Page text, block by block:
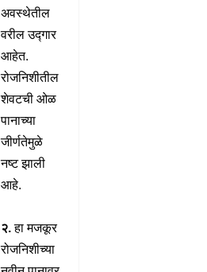
अवस्थेतील
वरील उद्गार
आहेत.
रोजनिशीतील
शेवटची ओळ
पानाच्या
जीर्णतेमुळे
नष्ट झाली
आहे.
२.हा मजकूर
रोजनिशीच्या